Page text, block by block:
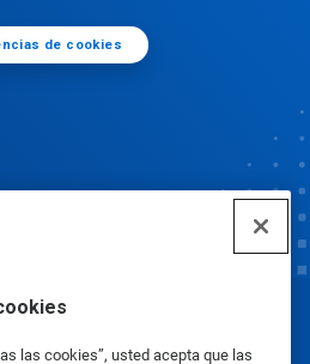
las cookies”, usted acepta que las
de cookies